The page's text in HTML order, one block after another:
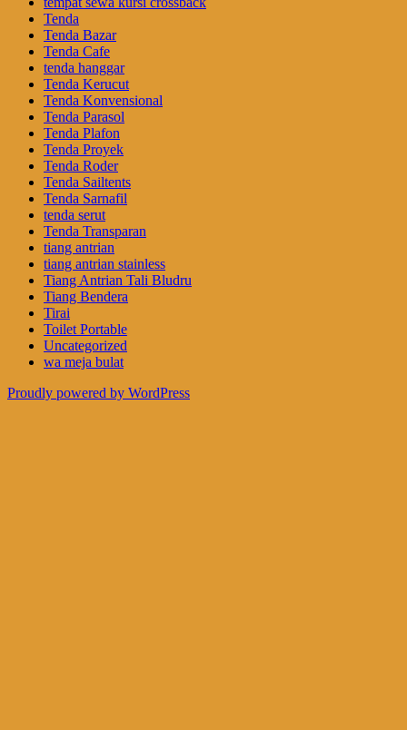
Tenda
Tenda Bazar
Tenda Cafe
tenda hanggar
Tenda Kerucut
Tenda Konvensional
Tenda Parasol
Tenda Plafon
Tenda Proyek
Tenda Roder
Tenda Sailtents
Tenda Sarnafil
tenda serut
Tenda Transparan
tiang antrian
tiang antrian stainless
Tiang Antrian Tali Bludru
Tiang Bendera
Tirai
Toilet Portable
Uncategorized
wa meja bulat
Proudly powered by WordPress